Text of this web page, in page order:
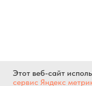
Этот веб-сайт
сервис Яндекс